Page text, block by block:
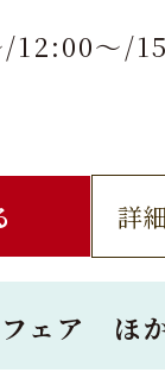
/12:00～/
詳
ェア ほ